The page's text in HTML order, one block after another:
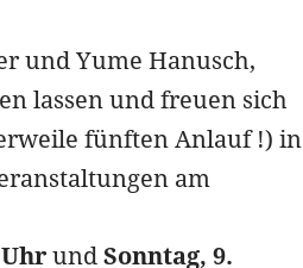
und Yume Hanusch,
lassen und freuen sich
fünften Anlauf !) in
am
und Sonntag, 9.